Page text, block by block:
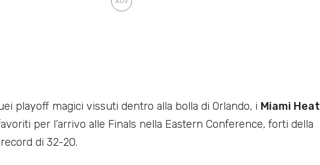
playoff magici vissuti dentro alla bolla di Orlando, i Miami Heat
per l’arrivo alle Finals nella Eastern Conference, forti della
di 32-20.